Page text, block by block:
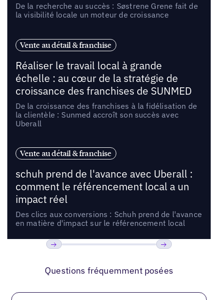
De la recherche au succès : Søstrene Grene fait de
la visibilité locale un moteur de croissance
Vente au détail & franchise
Réaliser le travail local à grande
échelle : au cœur de la stratégie de
croissance des franchises de SUNMED
De la croissance des franchises à la fidélisation de
la clientèle : Sunmed accroît son succès avec
Uberall
Vente au détail & franchise
schuh prend de l'avance avec Uberall :
comment le référencement local a un
impact réel
Des clics aux conversions : Schuh prend de l'avance
en matière d'impact sur le référencement local
Questions fréquemment posées